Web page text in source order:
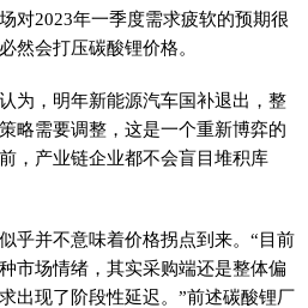
对2023年一季度需求疲软的预期很
然会打压碳酸锂价格。
为，明年新能源汽车国补退出，整
略需要调整，这是一个重新博弈的
，产业链企业都不会盲目堆积库
乎并不意味着价格拐点到来。“目前
市场情绪，其实采购端还是整体偏
出现了阶段性延迟。”前述碳酸锂厂